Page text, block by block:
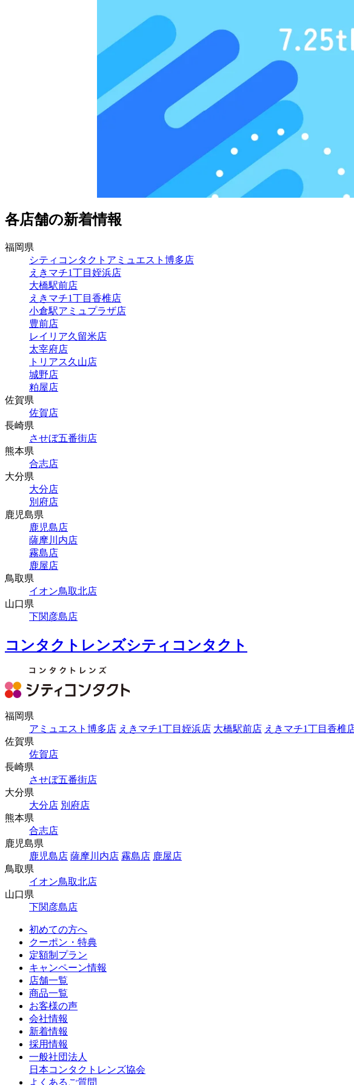
各店舗の新着情報
福岡県
シティコンタクトアミュエスト博多店
えきマチ1丁目姪浜店
大橋駅前店
えきマチ1丁目香椎店
小倉駅アミュプラザ店
豊前店
レイリア久留米店
太宰府店
トリアス久山店
城野店
粕屋店
佐賀県
佐賀店
長崎県
させぼ五番街店
熊本県
合志店
大分県
大分店
別府店
鹿児島県
鹿児島店
薩摩川内店
霧島店
鹿屋店
鳥取県
イオン鳥取北店
山口県
下関彦島店
コンタクトレンズシティコンタクト
福岡県
アミュエスト博多店 えきマチ1丁目姪浜店 大橋駅前店 えきマチ1丁目香椎
佐賀県
佐賀店
長崎県
させぼ五番街店
大分県
大分店 別府店
熊本県
合志店
鹿児島県
鹿児島店 薩摩川内店 霧島店 鹿屋店
鳥取県
イオン鳥取北店
山口県
下関彦島店
初めての方へ
クーポン・特典
定額制プラン
キャンペーン情報
店舗一覧
商品一覧
お客様の声
会社情報
新着情報
採用情報
一般社団法人
日本コンタクトレンズ協会
よくあるご質問